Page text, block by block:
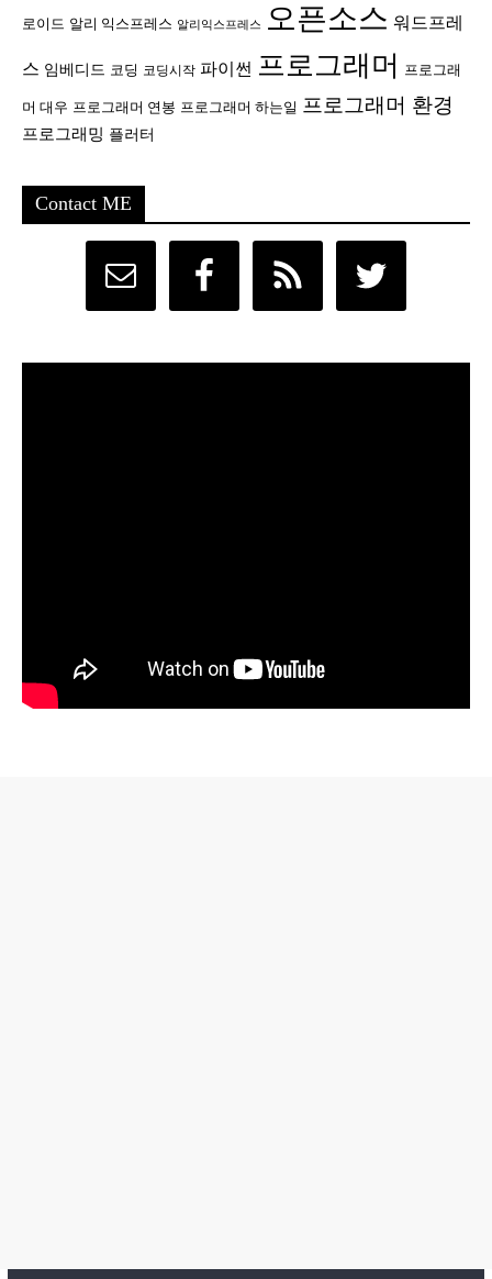
로이드 알리 익스프레스 알리익스프레스 오픈소스 워드프레
스 임베디드 코딩 코딩시작 파이썬 프로그래머 프로그래
머 대우 프로그래머 연봉 프로그래머 하는일 프로그래머 환경
프로그래밍 플러터
Contact ME